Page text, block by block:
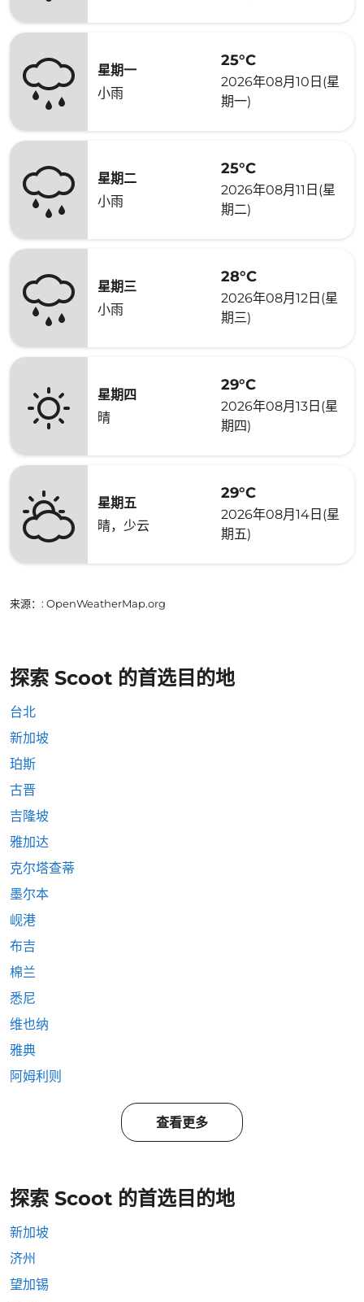
星期一
小雨
25°C
2026年08月10日(星
期一)
星期二
小雨
25°C
2026年08月11日(星
期二)
星期三
小雨
28°C
2026年08月12日(星
期三)
星期四
晴
29°C
2026年08月13日(星
期四)
星期五
晴，少云
29°C
2026年08月14日(星
期五)
来源： : OpenWeatherMap.org
探索 Scoot 的首选目的地
台北
新加坡
珀斯
古晋
吉隆坡
雅加达
克尔塔查蒂
墨尔本
岘港
布吉
棉兰
悉尼
维也纳
雅典
阿姆利则
查看更多
探索 Scoot 的首选目的地
新加坡
济州
望加锡